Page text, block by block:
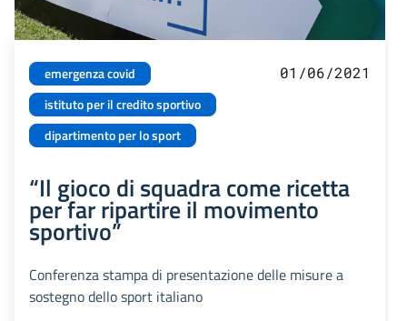
emergenza covid
istituto per il credito sportivo
dipartimento per lo sport
01/06/2021
“Il gioco di squadra come ricetta
per far ripartire il movimento
sportivo”
Conferenza stampa di presentazione delle misure a
sostegno dello sport italiano